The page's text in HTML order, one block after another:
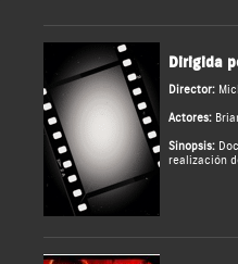
Dirigida
Director:
Actores:
Sinopsis:
realización